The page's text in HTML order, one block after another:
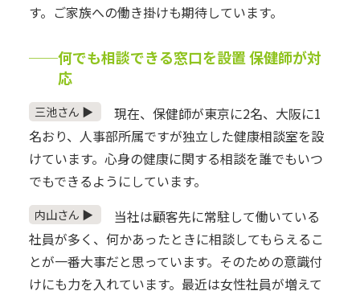
す。ご家族への働き掛けも期待しています。
──何でも相談できる窓口を設置 保健師が対
応
三池さん ▶
現在、保健師が東京に2名、大阪に1
名おり、人事部所属ですが独立した健康相談室を設
けています。心身の健康に関する相談を誰でもいつ
でもできるようにしています。
内山さん ▶
当社は顧客先に常駐して働いている
社員が多く、何かあったときに相談してもらえるこ
とが一番大事だと思っています。そのための意識付
けにも力を入れています。最近は女性社員が増えて